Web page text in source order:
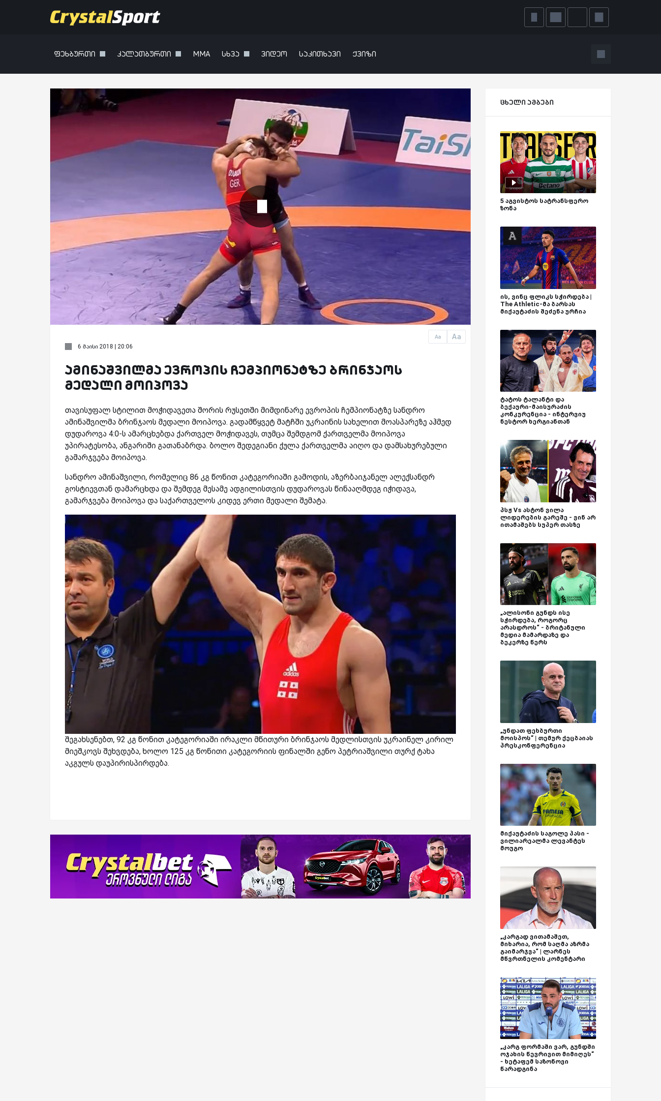
ფეხბურთი კალათბურთი MMA სხვა ვიდეო საკითხავი ქვიზი
Aa Aa
6 მაისი 2018 | 20:06
ამინაშვილმა ევროპის ჩემპიონატზე ბრინჯაოს
მედალი მოიპოვა
თავისუფალ სტილით მოჭიდავეთა შორის რუსეთში მიმდინარე ევროპის ჩემპიონატზე სანდრო
ამინაშვილმა ბრინჯაოს მედალი მოიპოვა. გადამწყვეტ მატჩში უკრაინის სახელით მოასპარეზე აჰმედ
დუდაროვა 4:0-ს ამარცხებდა ქართველ მოჭიდავეს, თუმცა შემდგომ ქართველმა მოიპოვა
უპირატესობა, ანგარიში გათანაბრდა. ბოლო შედეგიანი ქულა ქართველმა აიღო და დამსახურებული
გამარჯვება მოიპოვა.
სანდრო ამინაშვილი, რომელიც 86 კგ წონით კატეგორიაში გამოდის, აზერბაიჯანელ ალექსანდრ
გოსტიევთან დამარცხდა და შემდეგ მესამე ადგილისთვის დუდაროვას წინააღმდეგ იჭიდავა,
გამარჯვება მოიპოვა და საქართველოს კიდევ ერთი მედალი შემატა.
შეგახსენებთ, 92 კგ წონით კატეგორიაში ირაკლი მწითური ბრინჯაოს მედლისთვის უკრაინელ კირილ
მიეშკოვს შეხვდება, ხოლო 125 კგ წონითი კატეგორიის ფინალში გენო პეტრიაშვილი თურქ ტახა
აკგულს დაუპირისპირდება.
ცხელი ამბები
5 აგვისტოს სატრანსფერო
ზონა
ის, ვინც ფლიკს სჭირდება |
The Athletic-მა ბარსას
მიქაუტაძის შეძენა ურჩია
ტატოს ტალანტი და
ბექაური-მაისურაძის
კონკურენცია - ინტერვიუ
ნესტორ ხერგიანთან
პსჟ Vs ასტონ ვილა
ლიდერების გარეშე - ვინ არ
ითამაშებს სუპერ თასზე
„ალისონი გუნდს ისე
სჭირდება, როგორც
არასდროს“ - ბრიტანული
მედია მამარდაზე და
ბეკერზე წერს
„უნდათ ფეხბურთი
მოისპოს“ | თემურ ქეცბაიას
პრესკონფერენცია
მიქაუტაძის საგოლე პასი -
ვილიარეალმა ლევანტეს
მოუგო
„კარგად ვითამაშეთ,
მიხარია, რომ საღმა აზრმა
გაიმარჯვა“ | ლარნეს
მწვრთნელის კომენტარი
„კარგ ფორმაში ვარ, გუნდში
ოჯახის წევრივით მიმიღეს“
- ხეტაფემ საზონოვი
წარადგინა